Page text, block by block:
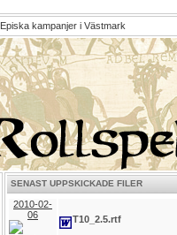
Episka kampanjer i Västmark
SENAST UPPSKICKADE FILER
2010-02-
06
T10_2.5.rtf